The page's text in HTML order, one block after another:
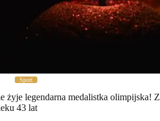
Sport
żyje legendarna medalistka olimpijska!
43 lat